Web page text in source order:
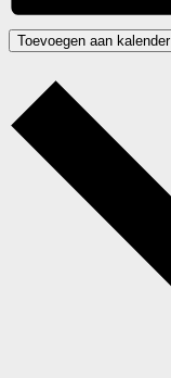
Toevoegen aan kalender